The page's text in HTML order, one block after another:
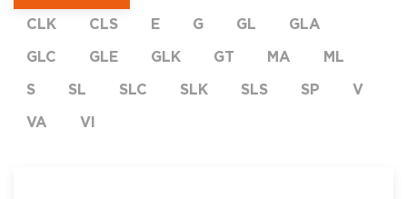
CLK CLS E G GL GLA
GLC GLE GLK GT MA ML
S SL SLC SLK SLS SP V
VA VI